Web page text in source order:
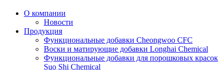
О компании
Новости
Продукция
Функциональные добавки Cheongwoo СFC
Воски и матирующие добавки Longhai Chemical
Функциональные добавки для порошковых красок
Suo Shi Chemical